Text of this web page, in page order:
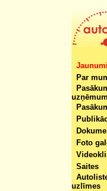
Jaunumi
Par
Foto
Saites
uzlīmes